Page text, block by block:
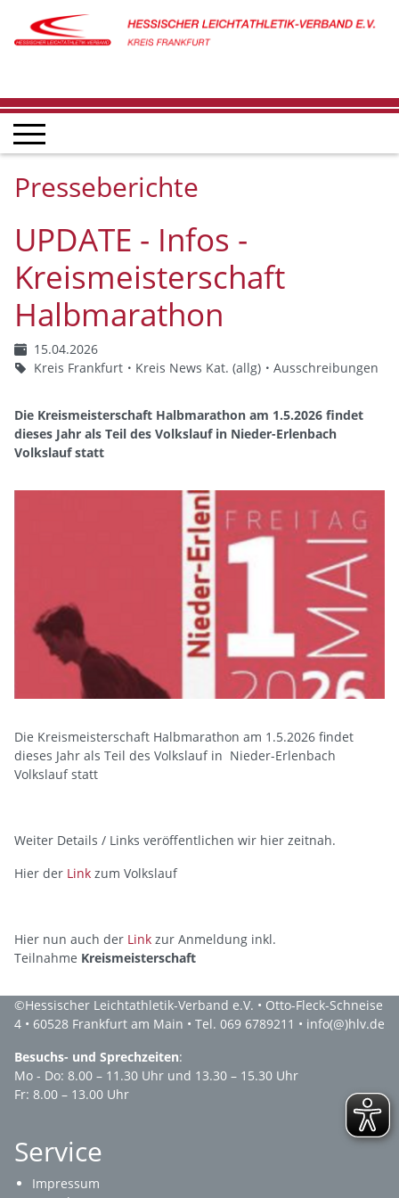
Presseberichte
UPDATE - Infos -
Kreismeisterschaft
Halbmarathon
15.04.2026
Kreis Frankfurt
Kreis News Kat. (allg) Ausschreibungen
Die Kreismeisterschaft Halbmarathon am 1.5.2026 findet
dieses Jahr als Teil des Volkslauf in Nieder-Erlenbach
Volkslauf statt
Die Kreismeisterschaft Halbmarathon am 1.5.2026 findet
dieses Jahr als Teil des Volkslauf in Nieder-Erlenbach
Volkslauf statt
Weiter Details / Links veröffentlichen wir hier zeitnah.
Hier der Link zum Volkslauf
Hier nun auch der Link zur Anmeldung inkl.
Teilnahme Kreismeisterschaft
©Hessischer Leichtathletik-Verband e.V. • Otto-Fleck-Schneise
4 • 60528 Frankfurt am Main • Tel. 069 6789211 • info(@)hlv.de
Besuchs- und Sprechzeiten:
Mo - Do: 8.00 – 11.30 Uhr und 13.30 – 15.30 Uhr
Fr: 8.00 – 13.00 Uhr
Service
Impressum